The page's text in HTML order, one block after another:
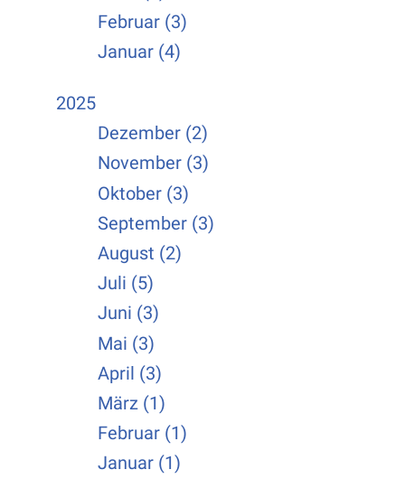
Februar (3)
Januar (4)
2025
Dezember (2)
November (3)
Oktober (3)
September (3)
August (2)
Juli (5)
Juni (3)
Mai (3)
April (3)
März (1)
Februar (1)
Januar (1)